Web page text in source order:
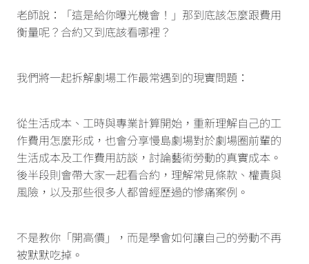
老師說：「這是給你曝光機會！」那到底該怎麼跟費用
衡量呢？合約又到底該看哪裡？
我們將一起拆解劇場工作最常遇到的現實問題：
從生活成本、工時與專業計算開始，重新理解自己的工
作費用怎麼形成，也會分享慢島劇場對於劇場圈前輩的
生活成本及工作費用訪談，討論藝術勞動的真實成本。
後半段則會帶大家一起看合約，理解常見條款、權責與
風險，以及那些很多人都曾經歷過的慘痛案例。
不是教你「開高價」，而是學會如何讓自己的勞動不再
被默默吃掉。